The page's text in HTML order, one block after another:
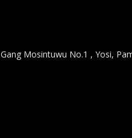
Gang Mosintuwu No.1 , Yosi,